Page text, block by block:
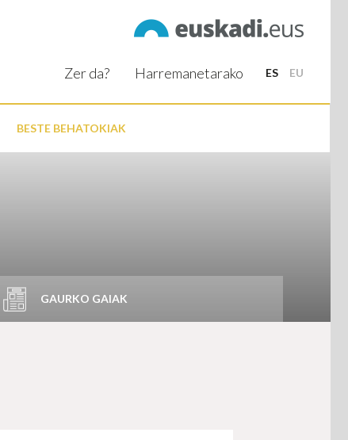
ES EU
BESTE BEHATOKIAK
Zer da? Harremanetarako
GAURKO GAIAK